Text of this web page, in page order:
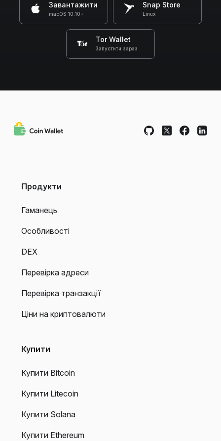
Завантажити
macOS 10.10+
Snap Store
Linux
Tor Wallet
Запустити зараз
Продукти
Гаманець
Особливості
DEX
Перевірка адреси
Перевірка транзакції
Ціни на криптовалюти
Купити
Купити Bitcoin
Купити Litecoin
Купити Solana
Купити Ethereum